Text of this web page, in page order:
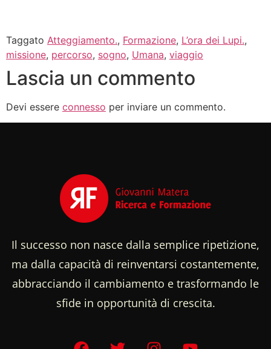
Taggato Atteggiamento., Formazione, L’ora dei Lupi.,
missione, percorso, sogno, Umana, viaggio
Lascia un commento
Devi essere connesso per inviare un commento.
Il successo non nasce dalla semplice ripetizione,
ma dalla capacità di reinventarsi costantemente,
abbracciando il cambiamento e trasformando le
sfide in opportunità di crescita.